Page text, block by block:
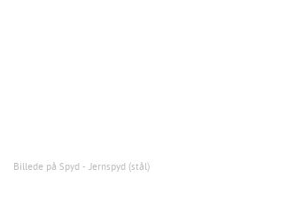
Billede på Spyd - Jernspyd (stål)